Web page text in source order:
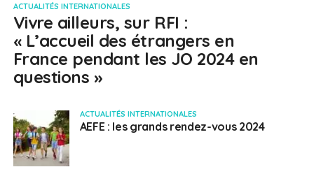
ACTUALITÉS INTERNATIONALES
Vivre ailleurs, sur RFI :
« L’accueil des étrangers en
France pendant les JO 2024 en
questions »
ACTUALITÉS INTERNATIONALES
AEFE : les grands rendez-vous 2024